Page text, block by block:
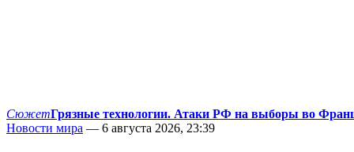
СюжетГрязные технологии. Атаки РФ на выборы во
Новости мира — 6 августа 2026, 23:39